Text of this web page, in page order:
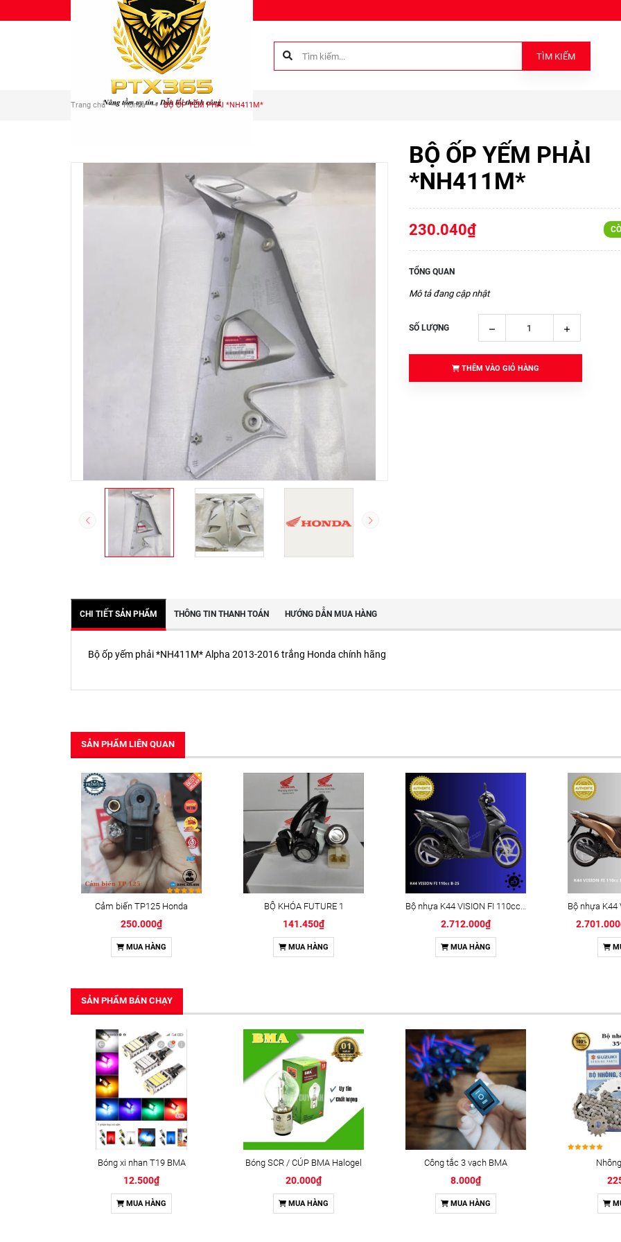
Chào mừng bạn đến với Phụ tùng Duy Anh!
TÌM KIẾM
Trang chủ Honda BỘ ỐP YẾM PHẢI *NH411M*
BỘ ỐP YẾM PHẢI
*NH411M*
230.040₫
TỔNG QUAN
Mô tả đang cập nhật
SỐ LƯỢNG
THÊM VÀO GIỎ HÀNG
CHI TIẾT SẢN PHẨM THÔNG TIN THANH TOÁN HƯỚNG DẪN MUA HÀNG
Bộ ốp yếm phải *NH411M* Alpha 2013-2016 trắng Honda chính hãng
SẢN PHẨM LIÊN QUAN
Cảm biến TP125 Honda
250.000₫
MUA HÀNG
BỘ KHÓA FUTURE 1
141.450₫
MUA HÀNG
Bộ nhựa K44 VISION FI 110cc B-25 đen sần
2.712.000₫
MUA HÀNG
SẢN PHẨM BÁN CHẠY
Bóng xi nhan T19 BMA
12.500₫
MUA HÀNG
Bóng SCR / CÚP BMA Halogel
20.000₫
MUA HÀNG
Công tắc 3 vạch BMA
8.000₫
MUA HÀNG